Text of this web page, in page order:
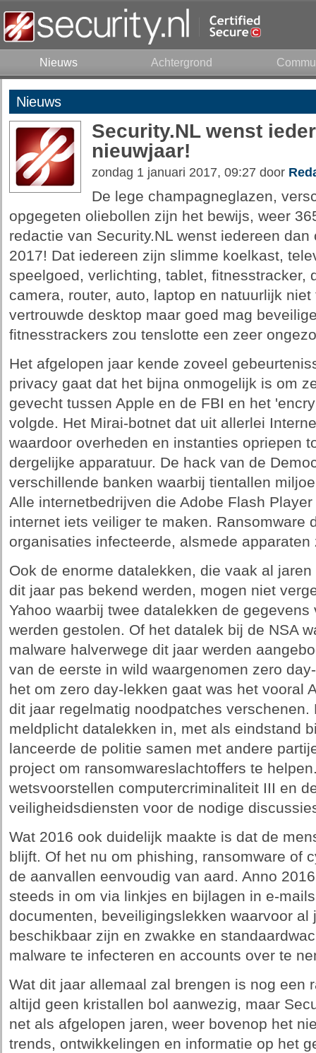
Nieuws Achtergrond
Nieuws
Security.NL wenst
nieuwjaar!
zondag 1 januari 2017, 09:27 door
De lege champagneglazen,
opgegeten oliebollen zijn het bewijs, weer
redactie van Security.NL wenst iedereen
2017! Dat iedereen zijn slimme koelkast,
speelgoed, verlichting, tablet, fitnesstracker,
camera, router, auto, laptop en natuurlijk
vertrouwde desktop maar goed mag
fitnesstrackers zou tenslotte een zeer
Het afgelopen jaar kende zoveel
privacy gaat dat het bijna onmogelijk is om
gevecht tussen Apple en de FBI en het
volgde. Het Mirai-botnet dat uit allerlei
waardoor overheden en instanties opriepen
dergelijke apparatuur. De hack van de
verschillende banken waarbij tientallen
Alle internetbedrijven die Adobe Flash
internet iets veiliger te maken. Ransomware
organisaties infecteerde, alsmede
Ook de enorme datalekken, die vaak al
dit jaar pas bekend werden, mogen niet
Yahoo waarbij twee datalekken de
werden gestolen. Of het datalek bij de NSA
malware halverwege dit jaar werden
van de eerste in wild waargenomen zero
het om zero day-lekken gaat was het vooral
dit jaar regelmatig noodpatches
meldplicht datalekken in, met als eindstand
lanceerde de politie samen met andere
project om ransomwareslachtoffers te
wetsvoorstellen computercriminaliteit III en
veiligheidsdiensten voor de nodige
Wat 2016 ook duidelijk maakte is dat de
blijft. Of het nu om phishing, ransomware of
de aanvallen eenvoudig van aard. Anno
steeds in om via linkjes en bijlagen in e-
documenten, beveiligingslekken waarvoor
beschikbaar zijn en zwakke en
malware te infecteren en accounts over te
Wat dit jaar allemaal zal brengen is nog een
altijd geen kristallen bol aanwezig, maar
net als afgelopen jaren, weer bovenop het
trends, ontwikkelingen en informatie op het